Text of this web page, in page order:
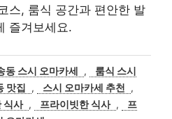
스, 룸식 공간과 편안한 발
즐겨보세요.
동 스시 오마카세 ,
룸식 스시
맛집 , 스시 오마카세 추천
,
식사 , 프라이빗한 식사 ,
프